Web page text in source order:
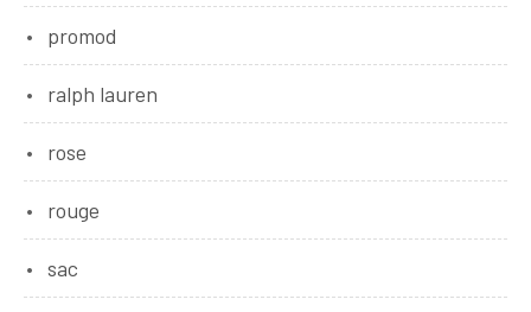
promod
ralph lauren
rose
rouge
sac